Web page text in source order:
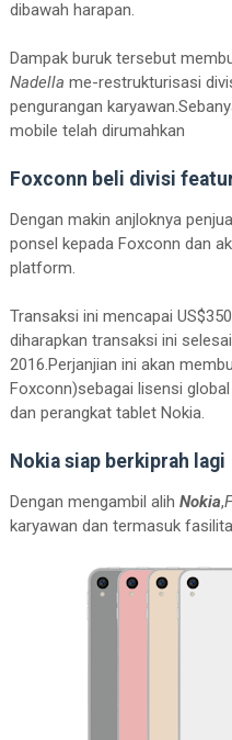
dibawah harapan.
Dampak buruk tersebut
Nadella me-restrukturisasi
pengurangan
mobile telah dirumahkan
Foxconn beli divisi
Dengan makin anjloknya
ponsel kepada Foxconn dan
platform.
Transaksi ini mencapai
diharapkan transaksi ini
2016.Perjanjian ini akan
Foxconn)sebagai lisensi
dan perangkat tablet Nokia.
Nokia siap berkiprah lagi
Dengan mengambil alih Nokia,
karyawan dan termasuk